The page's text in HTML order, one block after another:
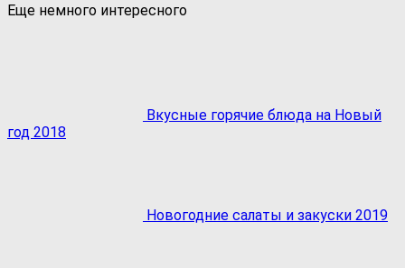
Еще немного интересного
Вкусные горячие блюда на Новый
год 2018
Новогодние салаты и закуски 2019